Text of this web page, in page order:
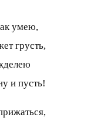
умею,
грусть,
и пусть!